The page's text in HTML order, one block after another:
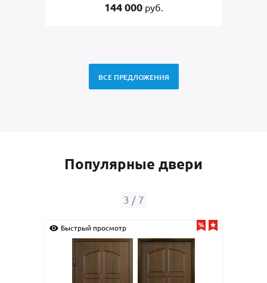
144 000 руб.
ВСЕ ПРЕДЛОЖЕНИЯ
Популярные двери
3 / 7
Быстрый просмотр